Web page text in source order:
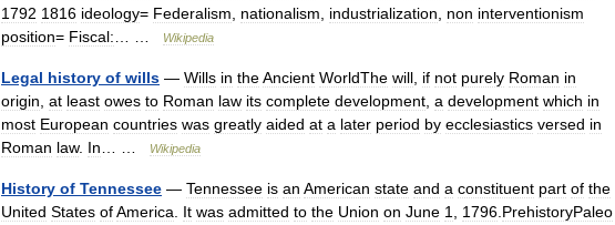
1792 1816 ideology= Federalism nationalism industrialization non interventionism
position= Fiscal: Wikipedia
Legal history of wills — Wills in theAncient WorldThe will if not purely Roman in
origin at least owes to Roman law its complete development a development which in
most European countries was greatly aided at a later period by ecclesiastics versed in
Roman law. In Wikipedia
History of Tennessee — Tennessee is an American state and a constituent part of the
United States ofAmerica It was admitted to the Union on June 1 1796 PrehistoryPaleo